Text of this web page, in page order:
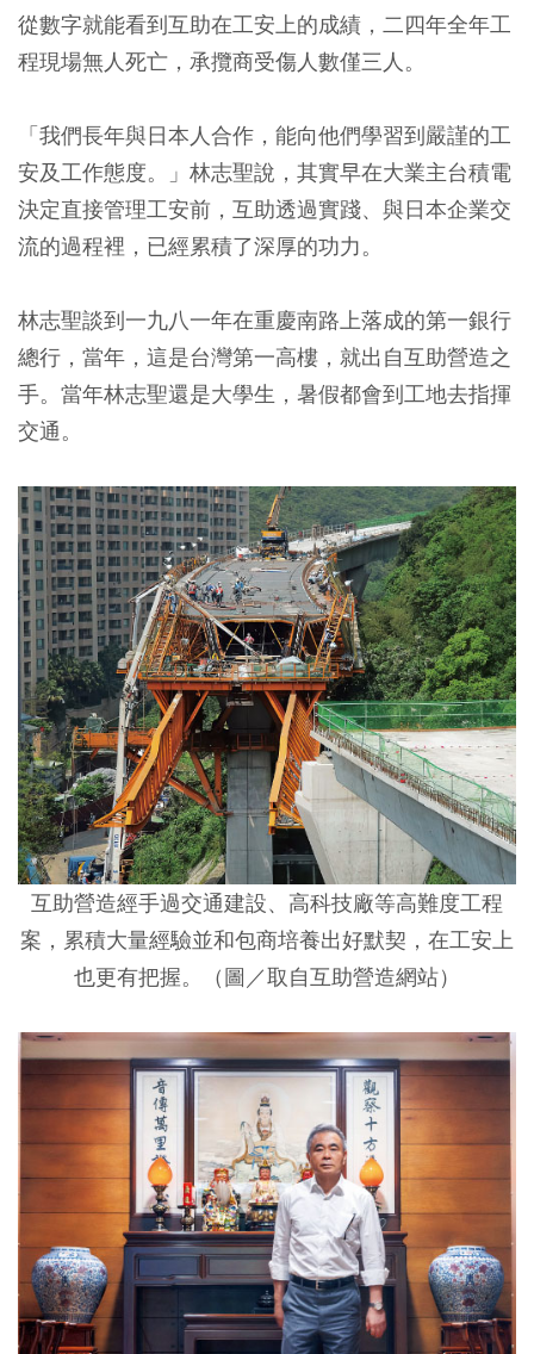
從數字就能看到互助在工安上的成績，二四年全年工
程現場無人死亡，承攬商受傷人數僅三人。
「我們長年與日本人合作，能向他們學習到嚴謹的工
安及工作態度。」林志聖說，其實早在大業主台積電
決定直接管理工安前，互助透過實踐、與日本企業交
流的過程裡，已經累積了深厚的功力。
林志聖談到一九八一年在重慶南路上落成的第一銀行
總行，當年，這是台灣第一高樓，就出自互助營造之
手。當年林志聖還是大學生，暑假都會到工地去指揮
交通。
互助營造經手過交通建設、高科技廠等高難度工程
案，累積大量經驗並和包商培養出好默契，在工安上
也更有把握。（圖／取自互助營造網站）